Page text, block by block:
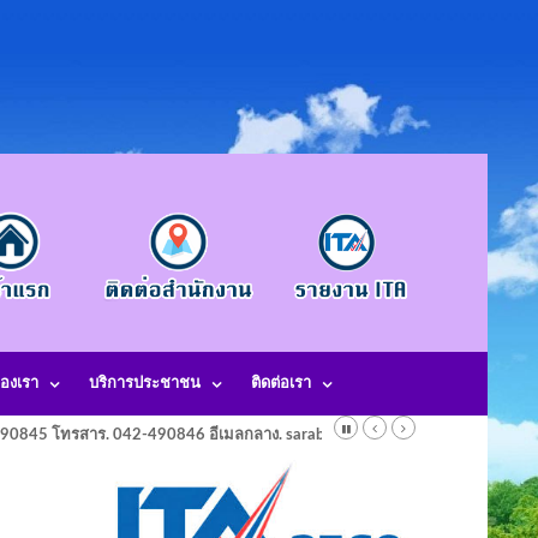
งเรา บริการประชาชน ติดต่อเรา
โทรสาร. 042-490846 อีเมลกลาง. saraban@laotangkham.go.th